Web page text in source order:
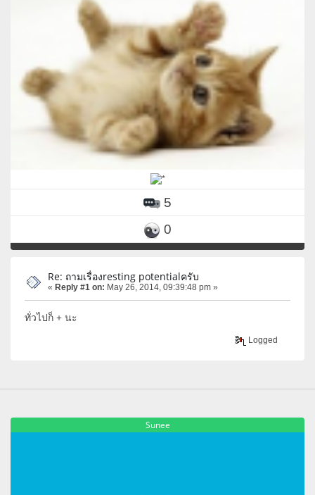
5
0
Re: ถามเรื่องresting potentialครับ
« Reply #1 on: May 26, 2014, 09:39:48 pm »
ทั่วไปก็ + นะ
Logged
Sunee